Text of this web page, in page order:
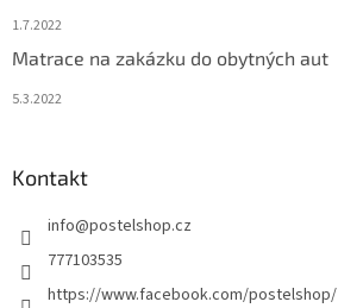
1.7.2022
Matrace na zakázku do obytných aut
5.3.2022
Kontakt
info@postelshop.cz
777103535
https://www.facebook.com/postelshop/